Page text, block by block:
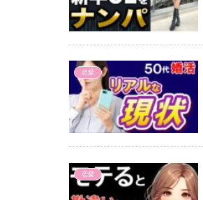
恋愛
恋愛